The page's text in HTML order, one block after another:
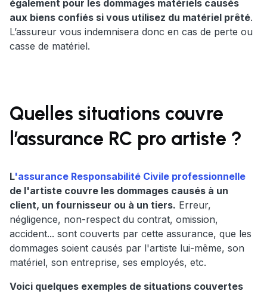
également pour les dommages matériels causés
aux biens confiés si vous utilisez du matériel prêté.
L’assureur vous indemnisera donc en cas de perte ou
casse de matériel.
Quelles situations couvre
l’assurance RC pro artiste ?
L'assurance Responsabilité Civile professionnelle
de l'artiste couvre les dommages causés à un
client, un fournisseur ou à un tiers. Erreur,
négligence, non-respect du contrat, omission,
accident... sont couverts par cette assurance, que les
dommages soient causés par l'artiste lui-même, son
matériel, son entreprise, ses employés, etc.
Voici quelques exemples de situations couvertes